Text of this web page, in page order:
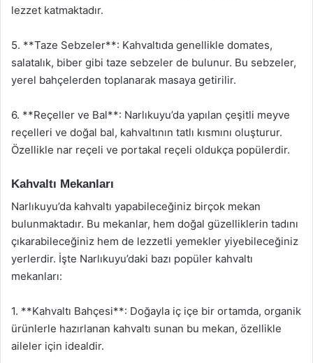
lezzet katmaktadır.
5. **Taze Sebzeler**: Kahvaltıda genellikle domates,
salatalık, biber gibi taze sebzeler de bulunur. Bu sebzeler,
yerel bahçelerden toplanarak masaya getirilir.
6. **Reçeller ve Bal**: Narlıkuyu’da yapılan çeşitli meyve
reçelleri ve doğal bal, kahvaltının tatlı kısmını oluşturur.
Özellikle nar reçeli ve portakal reçeli oldukça popülerdir.
Kahvaltı Mekanları
Narlıkuyu’da kahvaltı yapabileceğiniz birçok mekan
bulunmaktadır. Bu mekanlar, hem doğal güzelliklerin tadını
çıkarabileceğiniz hem de lezzetli yemekler yiyebileceğiniz
yerlerdir. İşte Narlıkuyu’daki bazı popüler kahvaltı
mekanları:
1. **Kahvaltı Bahçesi**: Doğayla iç içe bir ortamda, organik
ürünlerle hazırlanan kahvaltı sunan bu mekan, özellikle
aileler için idealdir.